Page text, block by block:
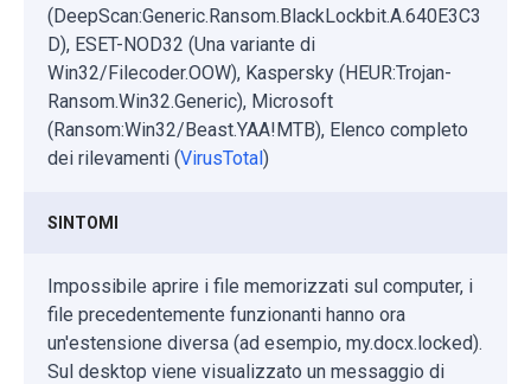
(DeepScan:Generic.Ransom.BlackLockbit.A.640E3C3
D), ESET-NOD32 (Una variante di
Win32/Filecoder.OOW), Kaspersky (HEUR:Trojan-
Ransom.Win32.Generic), Microsoft
(Ransom:Win32/Beast.YAA!MTB), Elenco completo
dei rilevamenti (VirusTotal)
SINTOMI
Impossibile aprire i file memorizzati sul computer, i
file precedentemente funzionanti hanno ora
un'estensione diversa (ad esempio, my.docx.locked).
Sul desktop viene visualizzato un messaggio di